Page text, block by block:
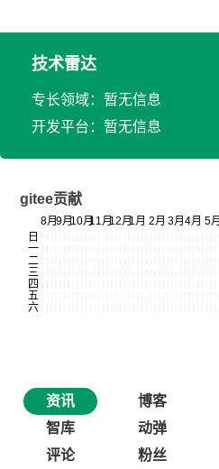
技术雷达
专长领域：暂无信息
开发平台：暂无信息
gitee贡献
资讯 博客
智库
动弹
评论
粉丝